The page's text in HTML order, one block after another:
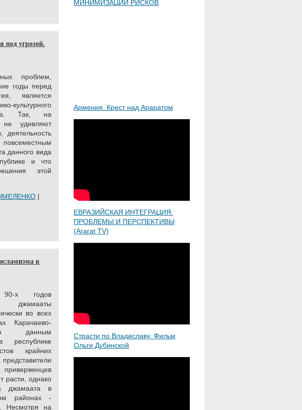
под угрозой.
проблем,
годы перед
является
культурного
Так, на
удивляют
деятельность
данного вида
и что
этой
|
в
х годов
джамааты
во всех
Карачаево-
данным
республике
крайних
расти, однако
джамаата в
районах -
Несмотря на
МИНИМИЗАЦИИ РИСКОВ
Армения. Крест над Араратом
ЕВРАЗИЙСКАЯ ИНТЕГРАЦИЯ:
ПРОБЛЕМЫ И ПЕРСПЕКТИВЫ
(Ararat TV)
Страсти по Владиславу. Фильм
Ольги Дубинской